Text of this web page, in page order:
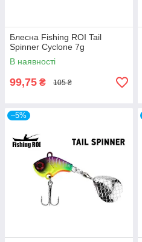
Блесна Fishing ROI Tail
Spinner Cyclone 7g
В наявності
99,75 ₴ 105 ₴
–5%